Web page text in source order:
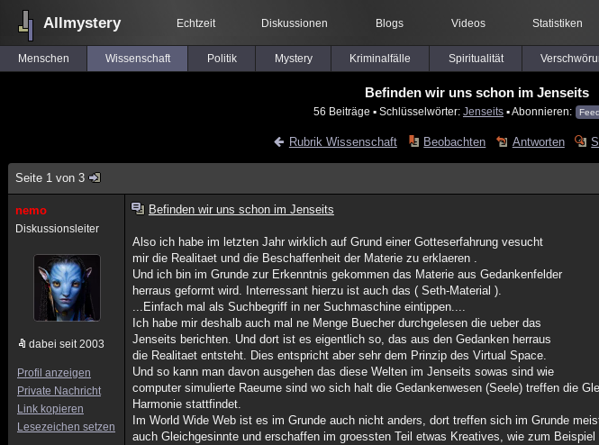
Allmystery Echtzeit Diskussionen Blogs Videos Statistiken
Menschen Wissenschaft Politik Mystery Kriminalfälle Spiritualität
Befinden wir uns schon im Jenseits
56 Beiträge ▪ Schlüsselwörter: Jenseits ▪ Abonnieren: Feed
Rubrik Wissenschaft Beobachten Antworten
Seite 1 von 3
nemo
Diskussionsleiter
dabei seit 2003
Profil anzeigen
Private Nachricht
Link kopieren
Lesezeichen setzen
Befinden wir uns schon im Jenseits
Also ich habe im letzten Jahr wirklich auf Grund einer Gotteserfahrung vesucht
mir die Realitaet und die Beschaffenheit der Materie zu erklaeren .
Und ich bin im Grunde zur Erkenntnis gekommen das Materie aus Gedankenfelder
herraus geformt wird. Interressant hierzu ist auch das ( Seth-Material ).
...Einfach mal als Suchbegriff in ner Suchmaschine eintippen....
Ich habe mir deshalb auch mal ne Menge Buecher durchgelesen die ueber das
Jenseits berichten. Und dort ist es eigentlich so, das aus den Gedanken herraus
die Realitaet entsteht. Dies entspricht aber sehr dem Prinzip des Virtual Space.
Und so kann man davon ausgehen das diese Welten im Jenseits sowas sind wie
computer simulierte Raeume sind wo sich halt die Gedankenwesen (Seele) treffen die
Harmonie stattfindet.
Im World Wide Web ist es im Grunde auch nicht anders, dort treffen sich im Grunde
auch Gleichgesinnte und erschaffen im groessten Teil etwas Kreatives, wie zum Beispiel